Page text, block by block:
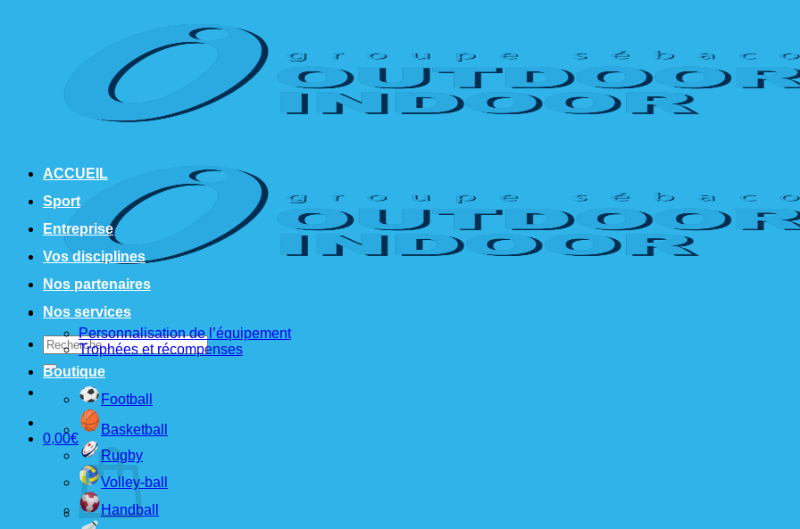
Recherche
pour :
0,00€
ACCUEIL
Sport
Entreprise
Vos disciplines
Nos partenaires
Nos services
Personnalisation de l’équipement
Trophées et récompenses
Boutique
Football
Basketball
Rugby
Volley-ball
Handball